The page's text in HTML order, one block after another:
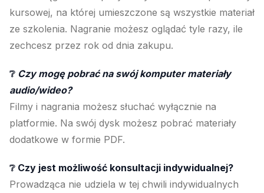
kursowej, na której umieszczone są wszystkie materiał
ze szkolenia. Nagranie możesz oglądać tyle razy, ile
zechcesz przez rok od dnia zakupu.
❔ Czy mogę pobrać na swój komputer materiały
audio/wideo?
Filmy i nagrania możesz słuchać wyłącznie na
platformie. Na swój dysk możesz pobrać materiały
dodatkowe w formie PDF.
❔ Czy jest możliwość konsultacji indywidualnej?
Prowadząca nie udziela w tej chwili indywidualnych